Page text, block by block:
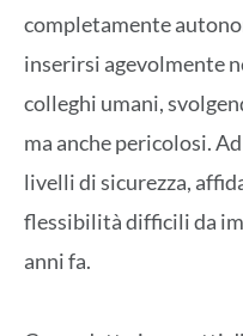
completamente
inserirsi agevolmente
colleghi umani,
ma anche pericolosi.
livelli di sicurezza,
flessibilità difficili da
anni fa.